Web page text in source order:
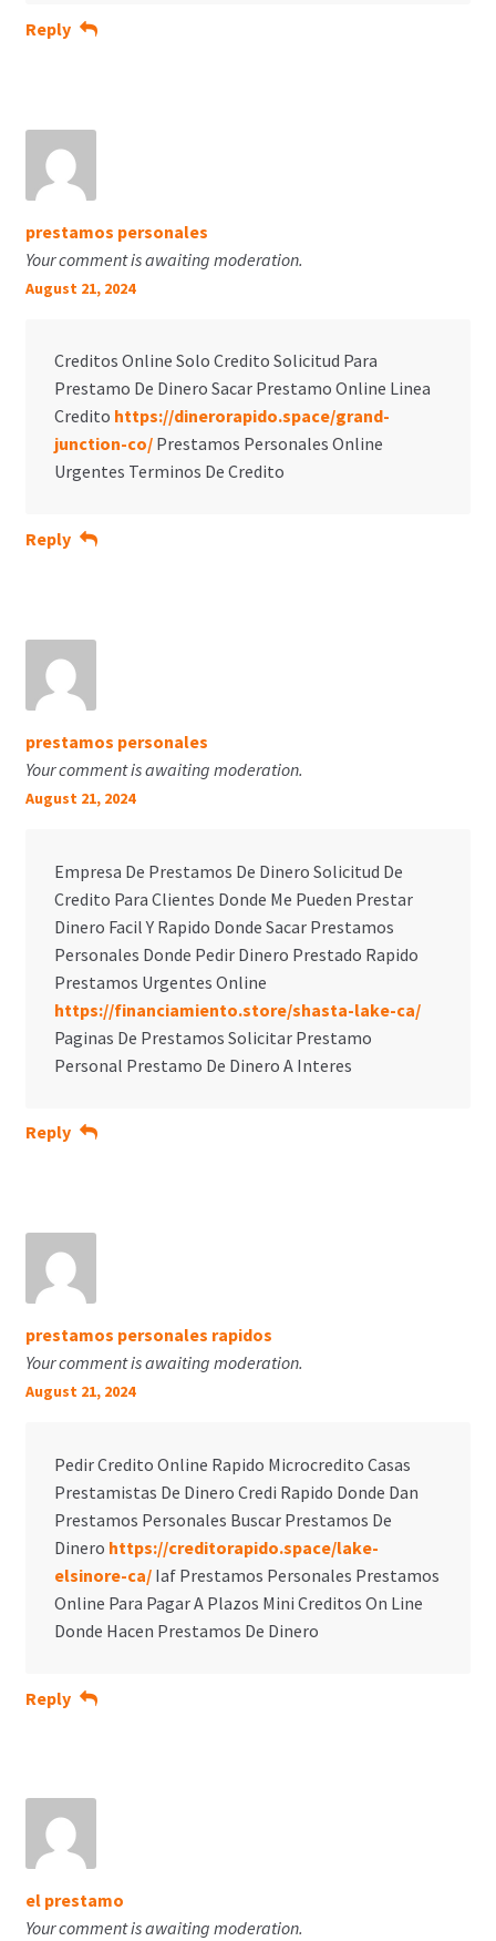
Reply
prestamos personales
Your comment is awaiting moderation.
August 21, 2024
Creditos Online Solo Credito Solicitud Para
Prestamo De Dinero Sacar Prestamo Online Linea
Credito https://dinerorapido.space/grand-
junction-co/Prestamos Personales Online
Urgentes Terminos De Credito
Reply
prestamos personales
Your comment is awaiting moderation.
August 21, 2024
Empresa De Prestamos De Dinero Solicitud De
Credito Para Clientes Donde Me Pueden Prestar
Dinero Facil Y Rapido Donde Sacar Prestamos
Personales Donde Pedir Dinero Prestado Rapido
Prestamos Urgentes Online
https://financiamiento.store/shasta-lake-ca/
Paginas De Prestamos Solicitar Prestamo
Personal Prestamo De Dinero A Interes
Reply
prestamos personales rapidos
Your comment is awaiting moderation.
August 21, 2024
Pedir Credito Online Rapido Microcredito Casas
Prestamistas De Dinero Credi Rapido Donde Dan
Prestamos Personales Buscar Prestamos De
Dinero https://creditorapido.space/lake-
elsinore-ca/Iaf Prestamos Personales Prestamos
Online Para Pagar A Plazos Mini Creditos On Line
Donde Hacen Prestamos De Dinero
Reply
el prestamo
Your comment is awaiting moderation.